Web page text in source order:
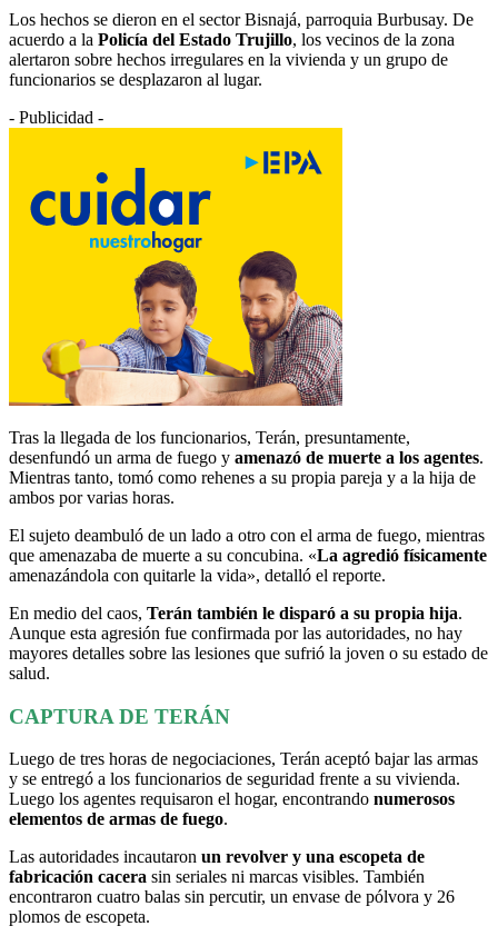
Los hechos se dieron en el sector Bisnajá, parroquia Burbusay. De
acuerdo a la Policía del Estado Trujillo, los vecinos de la zona
alertaron sobre hechos irregulares en la vivienda y un grupo de
funcionarios se desplazaron al lugar.
- Publicidad -
Tras la llegada de los funcionarios, Terán, presuntamente,
desenfundó un arma de fuego y amenazó de muerte a los agentes.
Mientras tanto, tomó como rehenes a su propia pareja y a la hija de
ambos por varias horas.
El sujeto deambuló de un lado a otro con el arma de fuego, mientras
que amenazaba de muerte a su concubina. «La agredió físicamente
amenazándola con quitarle la vida», detalló el reporte.
En medio del caos, Terán también le disparó a su propia hija.
Aunque esta agresión fue confirmada por las autoridades, no hay
mayores detalles sobre las lesiones que sufrió la joven o su estado de
salud.
CAPTURA DE TERÁN
Luego de tres horas de negociaciones, Terán aceptó bajar las armas
y se entregó a los funcionarios de seguridad frente a su vivienda.
Luego los agentes requisaron el hogar, encontrando numerosos
elementos de armas de fuego.
Las autoridades incautaron un revolver y una escopeta de
fabricación cacera sin seriales ni marcas visibles. También
encontraron cuatro balas sin percutir, un envase de pólvora y 26
plomos de escopeta.